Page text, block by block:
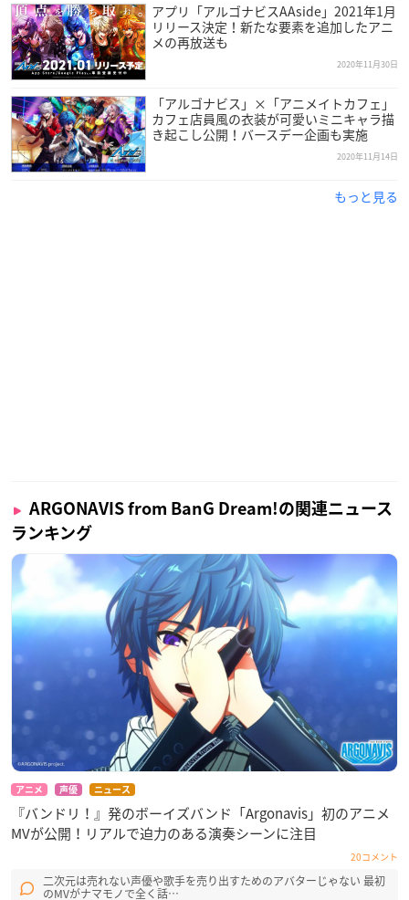
東京・池袋 Mixalive TOKYO
アプリ概要
「アルゴナビス from BanG Dream! AAside」
【スタッフ】
メインキャラクター原案：三好 輝
シナリオ原案・監修：毛利亘宏
原作・企画：株式会社ブシロード
開発・運営・企画：株式会社ディー・エヌ・エー
▼ダウンロードはこちら
／
アプリ「アルゴナビスAAside」2021年1月
リリース決定！新たな要素を追加したアニ
メの再放送も
2020年11月30日
「アルゴナビス」×「アニメイトカフェ」
カフェ店員風の衣装が可愛いミニキャラ描
き起こし公開！バースデー企画も実施
2020年11月14日
もっと見る
ARGONAVIS from BanG Dream!の関連ニュース
ランキング
アニメ 声優 ニュース
『バンドリ！』発のボーイズバンド「Argonavis」初のアニメ
MVが公開！リアルで迫力のある演奏シーンに注目
20コメント
二次元は売れない声優や歌手を売り出すためのアバターじゃない 最初
のMVがナマモノで全く話…